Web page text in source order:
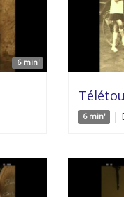
6 min'
6 min' |